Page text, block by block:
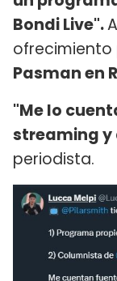
Bondi Live".
ofrecimiento
Pasman en
"Me lo
streaming y
periodista.